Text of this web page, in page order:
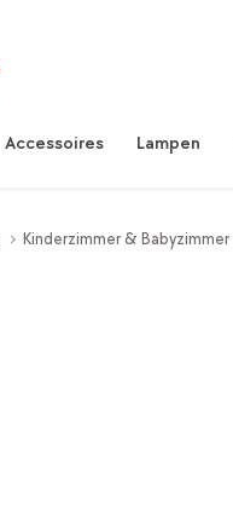
Accessoires Lampen
Kinderzimmer & Babyzimmer